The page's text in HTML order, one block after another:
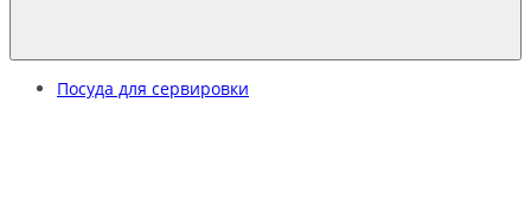
Посуда для сервировки